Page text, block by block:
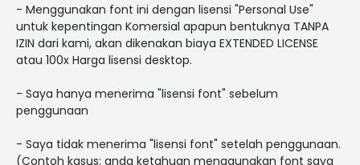
- Menggunakan font ini dengan lisensi "Personal Use"
untuk kepentingan Komersial apapun bentuknya TANPA
IZIN dari kami, akan dikenakan biaya EXTENDED LICENSE
atau 100x Harga lisensi desktop.
- Saya hanya menerima "lisensi font" sebelum
penggunaan
- Saya tidak menerima "lisensi font" setelah penggunaan.
(Contoh kasus: anda ketahuan menggunakan font saya